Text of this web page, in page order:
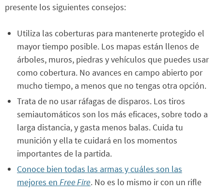
presente los siguientes consejos:
Utiliza las coberturas para mantenerte protegido el
mayor tiempo posible. Los mapas están llenos de
árboles, muros, piedras y vehículos que puedes usar
como cobertura. No avances en campo abierto por
mucho tiempo, a menos que no tengas otra opción.
Trata de no usar ráfagas de disparos. Los tiros
semiautomáticos son los más eficaces, sobre todo a
larga distancia, y gasta menos balas. Cuida tu
munición y ella te cuidará en los momentos
importantes de la partida.
Conoce bien todas las armas y cuáles son las
mejores en Free Fire. No es lo mismo ir con un rifle